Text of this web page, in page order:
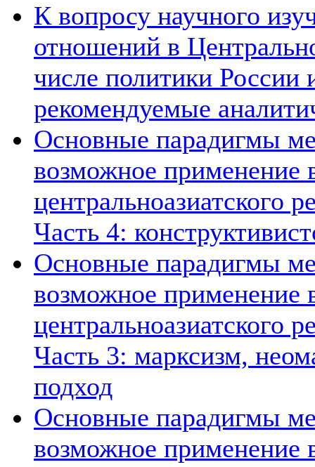
К вопросу научного
отношений в
числе политики России
рекомендуемые
Основные парадигмы
возможное применение
центральноазиатского
Часть 4:
Основные парадигмы
возможное применение
центральноазиатского
Часть 3: марксизм,
подход
Основные парадигмы
возможное применение